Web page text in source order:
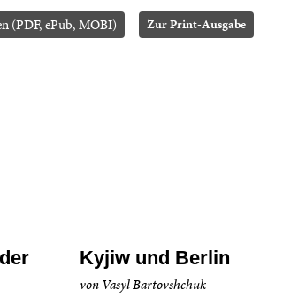
(PDF, ePub, MOBI) Zur Print-Ausgabe
Kyjiw und Berlin
von Vasyl Bartovshchuk